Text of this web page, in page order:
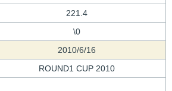
221.4
\0
2010/6/16
ROUND1 CUP 2010